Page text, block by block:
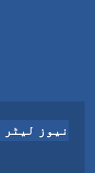
نیوز لیٹر